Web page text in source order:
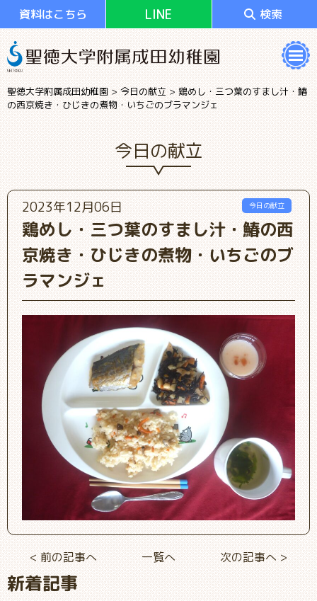
資料はこちら LINE 検索
聖徳大学附属成田幼稚園>今日の献立>鶏めし・三つ葉のすまし汁・鰆
の西京焼き・ひじきの煮物・いちごのブラマンジェ
今日の献立
新着記事
2023年12月06日
鶏めし・三つ葉のすまし汁・鰆の西
京焼き・ひじきの煮物・いちごのブ
ラマンジェ
今日の献立
< 前の記事へ 一覧へ 次の記事へ >